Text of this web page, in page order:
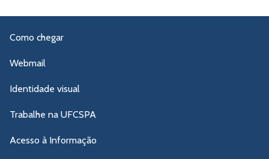
Como chegar
Webmail
Identidade visual
Trabalhe na UFCSPA
Acesso à Informação